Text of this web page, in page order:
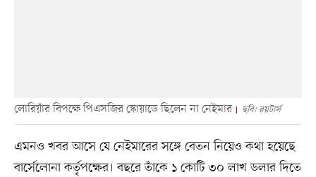
লোরিয়াঁর বিপক্ষে পিএসজির স্কোয়াডে ছিলেন না নেইমার ছবি: রয়টার্স
এমনও খবর আসে যে নেইমারের সঙ্গে বেতন নিয়েও কথা হয়েছে
বার্সেলোনা কর্তৃপক্ষের। বছরে তাঁকে ১ কোটি ৩০ লাখ ডলার দিতে